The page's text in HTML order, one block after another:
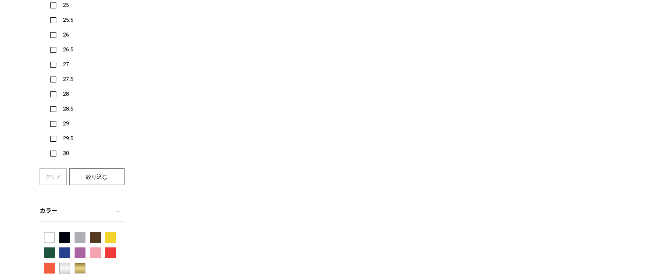
25
25.5
26
26.5
27
27.5
28
28.5
29
29.5
30
クリア 絞り込む
カラー